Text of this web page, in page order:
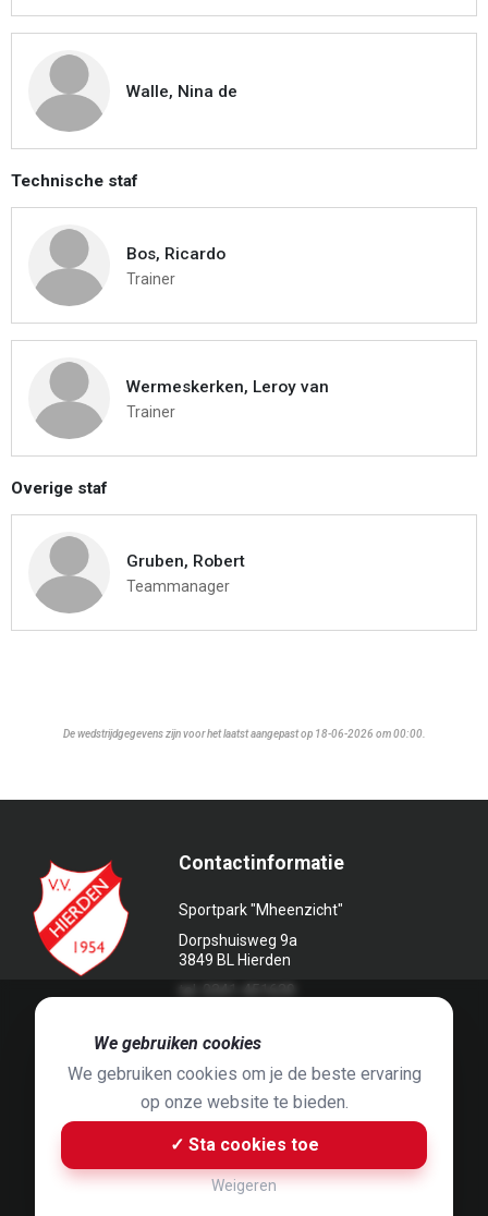
Walle, Nina de
Technische staf
Bos, Ricardo
Trainer
Wermeskerken, Leroy van
Trainer
Overige staf
Gruben, Robert
Teammanager
De wedstrijdgegevens zijn voor het laatst aangepast op 18-06-2026 om 00:00.
Contactinformatie
Sportpark "Mheenzicht"
Dorpshuisweg 9a
3849 BL Hierden
Jaap Hop & ontwerpen door
Built byBluey B.V.& Jelle de Haan
We gebruiken cookies
We gebruiken cookies om je de beste ervaring
op onze website te bieden.
✓ Sta cookies toe
Weigeren